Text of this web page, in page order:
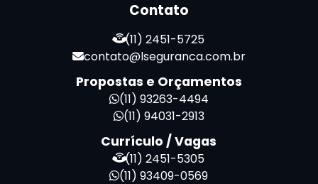
Zeladoria de CondomíniosContato
(11) 2451-5725
contato@lseguranca.com.br
Propostas e Orçamentos
(11) 93263-4494
(11) 94031-2913
Currículo / Vagas
(11) 2451-5305
(11) 93409-0569